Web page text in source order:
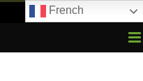
E85.com
French